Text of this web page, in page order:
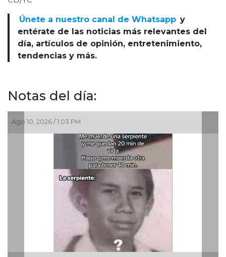
Únete a nuestro canal de Whatsapp y
entérate de las noticias más relevantes del
día, artículos de opinión, entretenimiento,
tendencias y más.
Notas del día:
Ago 10, 2026 / 1:03 PM